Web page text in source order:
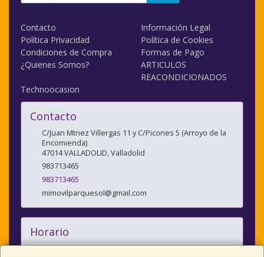
Contacto
Información Legal
Política Privacidad
Política de Cookies
Condiciones de Compra
Formas de Pago
¿Quienes Somos?
ARTICULOS
REACONDICIONADOS
Technoocasion
Contacto
C/Juan Mtnez Villergas 11 y C/Picones 5 (Arroyo de la
Encomienda)
47014VALLADOLID,Valladolid
983713465
983713465
mimovilparquesol@gmail.com
Horario
10:00/14:00 y 17:00/20:30